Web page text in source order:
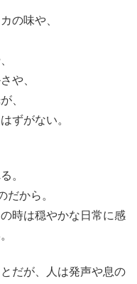
の味や、
や、
、
ずがない。
。
だから。
時は穏やかな日常に感
だが、人は発声や息の